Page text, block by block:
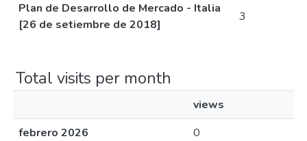
Plan de Desarrollo de Mercado - Italia
[26 de setiembre de 2018]
3
Total visits per month
views
febrero 2026
0